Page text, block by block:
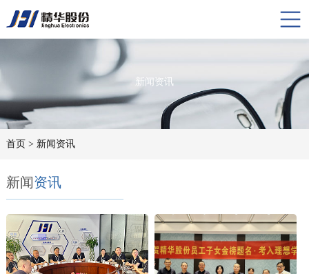
新闻资讯
首页 > 新闻资讯
新闻资讯